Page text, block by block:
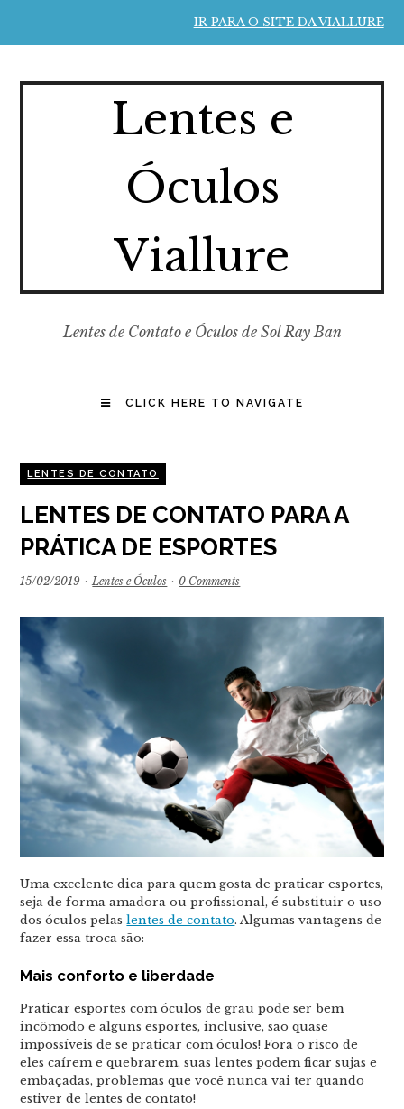
IR PARA O SITE DA VIALLURE
Lentes e
Óculos
Viallure
Lentes de Contato e Óculos de Sol Ray Ban
CLICK HERE TO NAVIGATE
LENTES DE CONTATO
LENTES DE CONTATO PARA A
PRÁTICA DE ESPORTES
15/02/2019 · Lentes e Óculos · 0 Comments
Uma excelente dica para quem gosta de praticar esportes,
seja de forma amadora ou profissional, é substituir o uso
dos óculos pelaslentes de contato. Algumas vantagens de
fazer essa troca são:
Mais conforto e liberdade
Praticar esportes com óculos de grau pode ser bem
incômodo e alguns esportes, inclusive, são quase
impossíveis de se praticar com óculos! Fora o risco de
eles caírem e quebrarem, suas lentes podem ficar sujas e
embaçadas, problemas que você nunca vai ter quando
estiver de lentes de contato!